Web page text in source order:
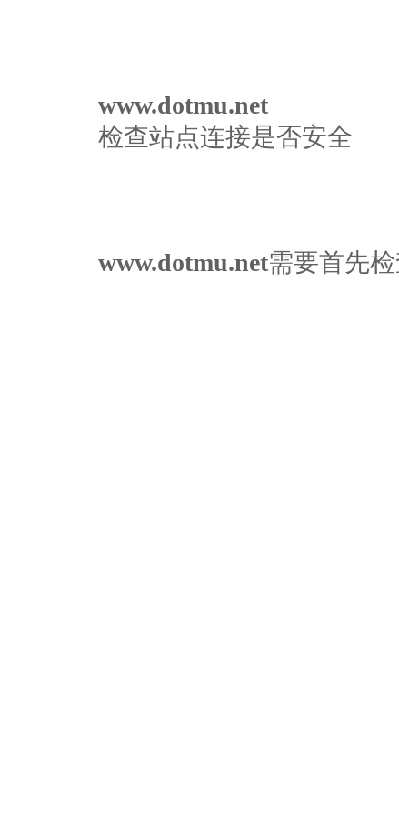
www.dotmu.net
检查站点连接是否安全
www.dotmu.net需要首先检